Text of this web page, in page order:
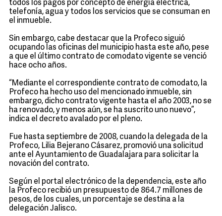
todos los pagos por concepto de energía eléctrica,
telefonía, agua y todos los servicios que se consuman en
el inmueble.
Sin embargo, cabe destacar que la Profeco siguió
ocupando las oficinas del municipio hasta este año, pese
a que el último contrato de comodato vigente se venció
hace ocho años.
“Mediante el correspondiente contrato de comodato, la
Profeco ha hecho uso del mencionado inmueble, sin
embargo, dicho contrato vigente hasta el año 2003, no se
ha renovado, y menos aún, se ha suscrito uno nuevo”,
indica el decreto avalado por el pleno.
Fue hasta septiembre de 2008, cuando la delegada de la
Profeco, Lilia Bejerano Cásarez, promovió una solicitud
ante el Ayuntamiento de Guadalajara para solicitar la
novación del contrato.
Según el portal electrónico de la dependencia, este año
la Profeco recibió un presupuesto de 864.7 millones de
pesos, de los cuales, un porcentaje se destina a la
delegación Jalisco.